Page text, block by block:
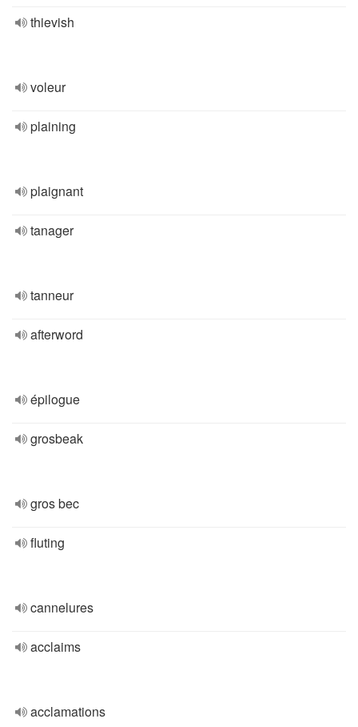
thievish
voleur
plaining
plaignant
tanager
tanneur
afterword
épilogue
grosbeak
gros bec
fluting
cannelures
acclaims
acclamations